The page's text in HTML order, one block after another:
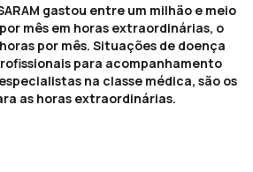
gastou entre um milhão e meio
mês em horas extraordinárias, o
por mês. Situações de doença
para acompanhamento
na classe médica, são os
as horas extraordinárias.